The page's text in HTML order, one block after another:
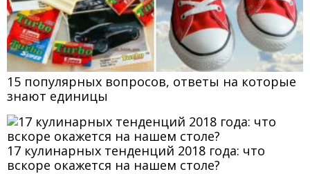
15 популярных вопросов, ответы на которые
знают единицы
17 кулинарных тенденций 2018 года: что
вскоре окажется на нашем столе?